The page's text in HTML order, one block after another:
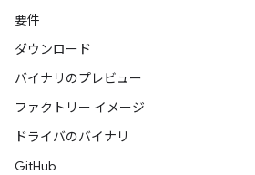
要件
ダウンロード
バイナリのプレビュー
ファクトリー イメージ
ドライバのバイナリ
GitHub